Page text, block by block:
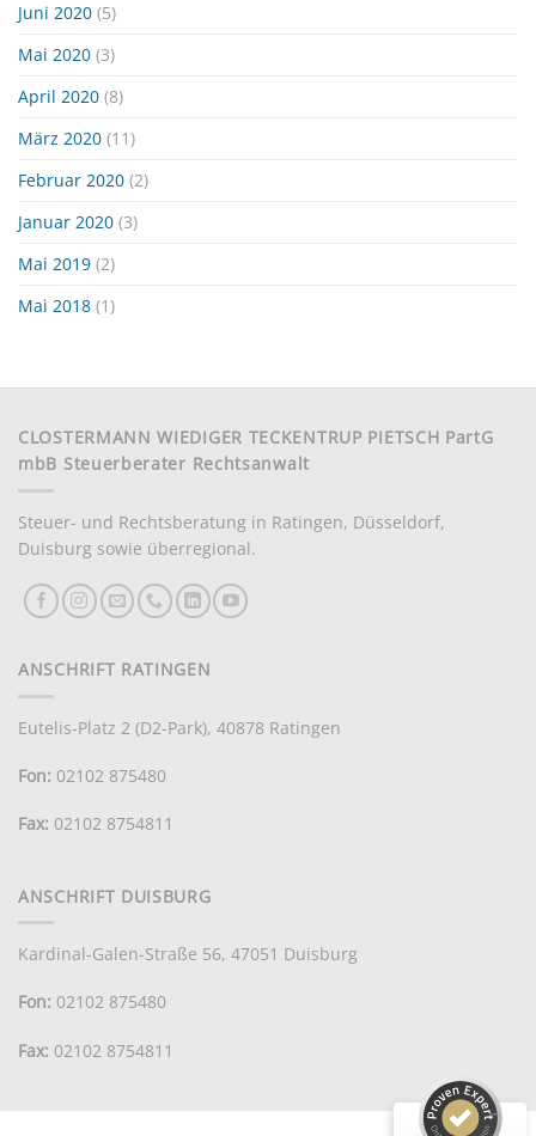
Juni 2020 (5)
Mai 2020 (3)
April 2020 (8)
März 2020 (11)
Februar 2020 (2)
Januar 2020 (3)
Mai 2019 (2)
Mai 2018 (1)
CLOSTERMANN WIEDIGER TECKENTRUP PIETSCH PartG
mbB Steuerberater Rechtsanwalt
Steuer- und Rechtsberatung in Ratingen, Düsseldorf,
Duisburg sowie überregional.
ANSCHRIFT RATINGEN
Eutelis-Platz 2 (D2-Park), 40878 Ratingen
Fon: 02102 875480
Fax: 02102 8754811
ANSCHRIFT DUISBURG
Kardinal-Galen-Straße 56, 47051 Duisburg
Fon: 02102 875480
Fax: 02102 8754811
CWTP
33